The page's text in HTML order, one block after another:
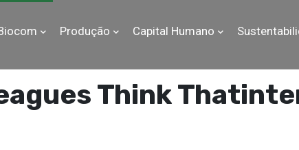
Produção Capital Humano
Think